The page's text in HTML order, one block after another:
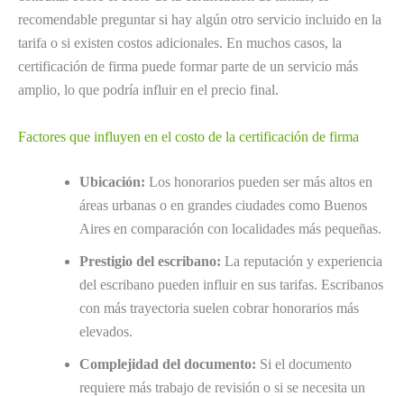
recomendable preguntar si hay algún otro servicio incluido en la
tarifa o si existen costos adicionales. En muchos casos, la
certificación de firma puede formar parte de un servicio más
amplio, lo que podría influir en el precio final.
Factores que influyen en el costo de la certificación de firma
Ubicación: Los honorarios pueden ser más altos en
áreas urbanas o en grandes ciudades como Buenos
Aires en comparación con localidades más pequeñas.
Prestigio del escribano: La reputación y experiencia
del escribano pueden influir en sus tarifas. Escribanos
con más trayectoria suelen cobrar honorarios más
elevados.
Complejidad del documento: Si el documento
requiere más trabajo de revisión o si se necesita un